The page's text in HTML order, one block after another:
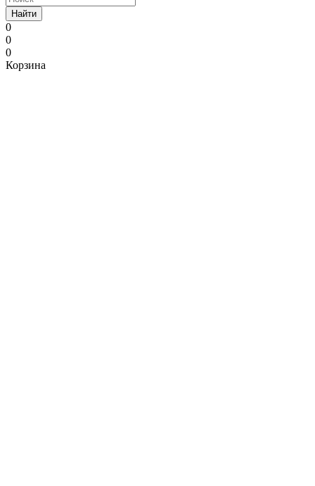
Найти
0
0
0
Корзина